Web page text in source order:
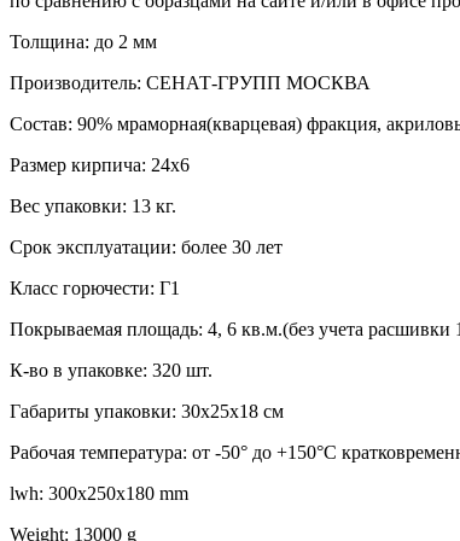
Толщина: до 2 мм
Производитель: СЕНАТ-ГРУПП МОСКВА
Состав: 90% мраморная(кварцевая) фракция,
Размер кирпича: 24х6
Вес упаковки: 13 кг.
Срок эксплуатации: более 30 лет
Класс горючести: Г1
Покрываемая площадь: 4, 6 кв.м.(без учета расшивки
К-во в упаковке: 320 шт.
Габариты упаковки: 30х25х18 см
Рабочая температура: от -50° до +150°С
lwh: 300x250x180 mm
Weight: 13000 g